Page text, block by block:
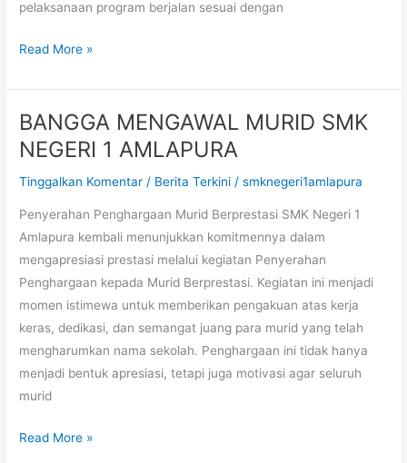
pelaksanaan program berjalan sesuai dengan
Read More »
BANGGA MENGAWAL MURID SMK
NEGERI 1 AMLAPURA
Tinggalkan Komentar / Berita Terkini /smknegeri1amlapura
Penyerahan Penghargaan Murid Berprestasi SMK Negeri 1
Amlapura kembali menunjukkan komitmennya dalam
mengapresiasi prestasi melalui kegiatan Penyerahan
Penghargaan kepada Murid Berprestasi. Kegiatan ini menjadi
momen istimewa untuk memberikan pengakuan atas kerja
keras, dedikasi, dan semangat juang para murid yang telah
mengharumkan nama sekolah. Penghargaan ini tidak hanya
menjadi bentuk apresiasi, tetapi juga motivasi agar seluruh
murid
BANGGA
MENGAWAL
SMK
NEGERI
1
AMLAPURA
Read More »